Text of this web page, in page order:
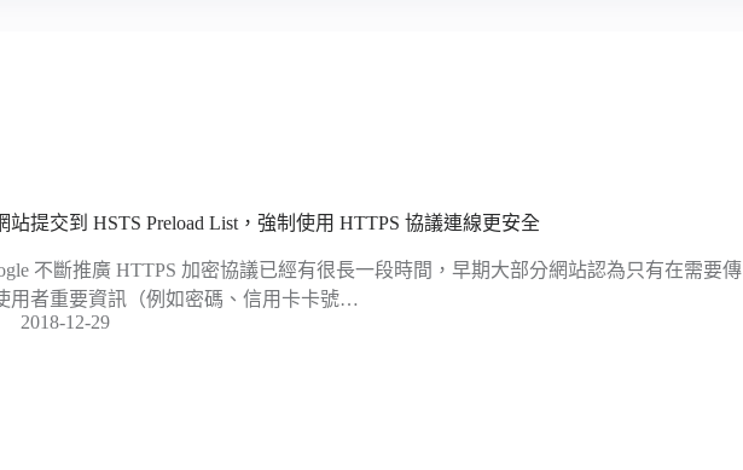
站提交到 HSTS Preload List，強制使用 HTTPS 協議連線更安全
不斷推廣 HTTPS 加密協議已經有很長一段時間，早期大部分網站認為只有在需要傳
用者重要資訊（例如密碼、信用卡卡號…
2018-12-29